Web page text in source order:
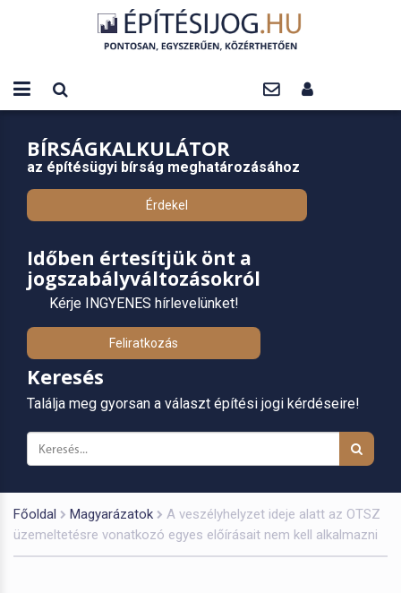
BÍRSÁGKALKULÁTOR
az építésügyi bírság meghatározásához
Érdekel
Időben értesítjük önt a
jogszabályváltozásokról
Kérje INGYENES hírlevelünket!
Feliratkozás
Keresés
Találja meg gyorsan a választ építési jogi kérdéseire!
Főoldal Magyarázatok
A veszélyhelyzet ideje alatt az OTSZ
üzemeltetésre vonatkozó egyes előírásait nem kell alkalmazni